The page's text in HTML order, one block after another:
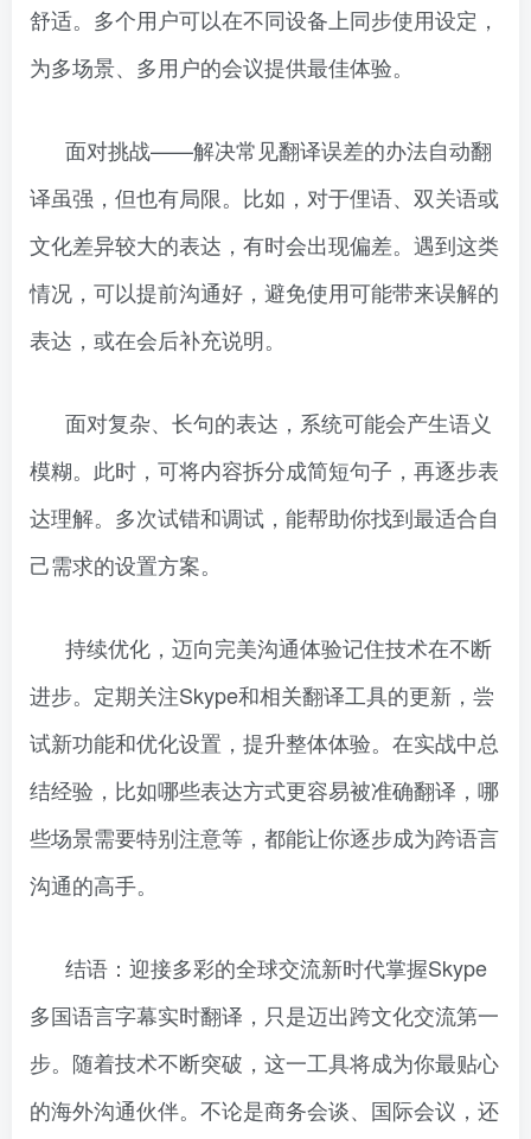
舒适。多个用户可以在不同设备上同步使用设定，
为多场景、多用户的会议提供最佳体验。
面对挑战——解决常见翻译误差的办法自动翻
译虽强，但也有局限。比如，对于俚语、双关语或
文化差异较大的表达，有时会出现偏差。遇到这类
情况，可以提前沟通好，避免使用可能带来误解的
表达，或在会后补充说明。
面对复杂、长句的表达，系统可能会产生语义
模糊。此时，可将内容拆分成简短句子，再逐步表
达理解。多次试错和调试，能帮助你找到最适合自
己需求的设置方案。
持续优化，迈向完美沟通体验记住技术在不断
进步。定期关注Skype和相关翻译工具的更新，尝
试新功能和优化设置，提升整体体验。在实战中总
结经验，比如哪些表达方式更容易被准确翻译，哪
些场景需要特别注意等，都能让你逐步成为跨语言
沟通的高手。
结语：迎接多彩的全球交流新时代掌握Skype
多国语言字幕实时翻译，只是迈出跨文化交流第一
步。随着技术不断突破，这一工具将成为你最贴心
的海外沟通伙伴。不论是商务会谈、国际会议，还